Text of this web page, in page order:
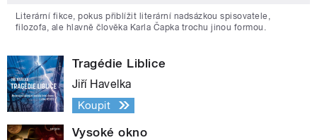
Literární fikce, pokus přiblížit literární nadsázkou spisovatele,
filozofa, ale hlavně člověka Karla Čapka trochu jinou formou.
Tragédie Liblice
Jiří Havelka
Koupit
Vysoké okno